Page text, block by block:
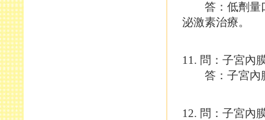
答：低劑量口
泌激素治療。
11. 問：子宮內
答：子宮內膜
12. 問：子宮內